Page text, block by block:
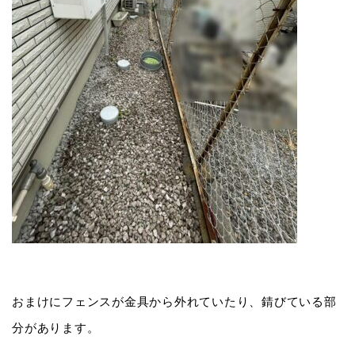
おまけにフェンスが金具から外れていたり、錆びている部
分があります。